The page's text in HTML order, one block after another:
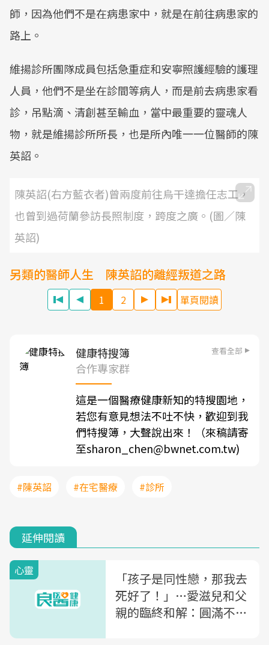
師，因為他們不是在病患家中，就是在前往病患家的
路上。
維揚診所團隊成員包括急重症和安寧照護經驗的護理
人員，他們不是坐在診間等病人，而是前去病患家看
診，吊點滴、清創甚至輸血，當中最重要的靈魂人
物，就是維揚診所所長，也是所內唯一一位醫師的陳
英詔。
陳英詔(右方藍衣者)曾兩度前往烏干達擔任志工，
也曾到過荷蘭參訪長照制度，跨度之廣。(圖／陳
英詔)
另類的醫師人生 陳英詔的離經叛道之路
1 2 單頁閱讀
健康特搜簿 查看全部
合作專家群
這是一個醫療健康新知的特搜園地，
若您有意見想法不吐不快，歡迎到我
們特搜簿，大聲說出來！（來稿請寄
至sharon_chen@bwnet.com.tw)
#陳英詔 #在宅醫療 #診所
延伸閱讀
心靈
「孩子是同性戀，那我去
死好了！」…愛滋兒和父
親的臨終和解：圓滿不一